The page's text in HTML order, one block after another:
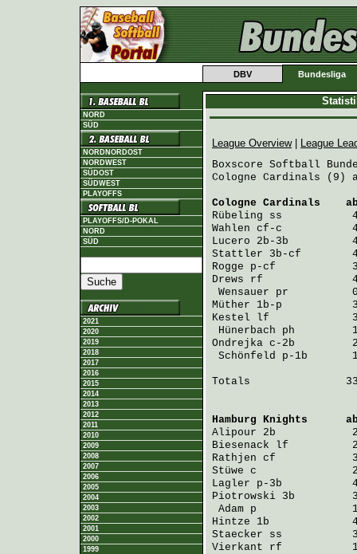
DBV Bundesliga
NORD
SÜD
NORDNORDOST
NORDWEST
SÜDOST
SÜDWEST
PLAYOFFS
PLAYOFFS/D-POKAL
NORD
SÜD
2021
2020
2019
2018
2017
2016
2015
2014
2013
2012
2011
2010
2009
2008
2007
2006
2005
2004
2003
2002
2001
2000
1999
League Overview|
League
Boxscore Softball
Cologne Cardinals (9)
Cologne Cardinals
Rübeling ss           4
Wahlen cf-c           4
Lucero 2b-3b
Stattler 3b-cf        4
Rogge p-cf            3
Drews rf              4
Wensauer pr          0
Müther 1b-p           3
Kestel lf             3
Hünerbach ph         1
Ondrejka c-2b
Schönfeld p-1b
Totals               33
Hamburg Knights
Alipour 2b            2
Biesenack lf          2
Rathjen cf            3
Stüwe c               2
Lagler p-3b           4
Piotrowski 3b         3
Adam p               1
Hintze 1b             4
Staecker ss           3
Vierkant rf           1